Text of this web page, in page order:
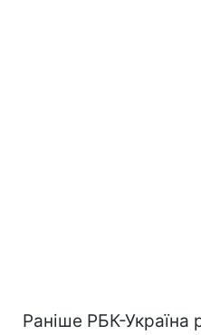
Раніше РБК-Україна